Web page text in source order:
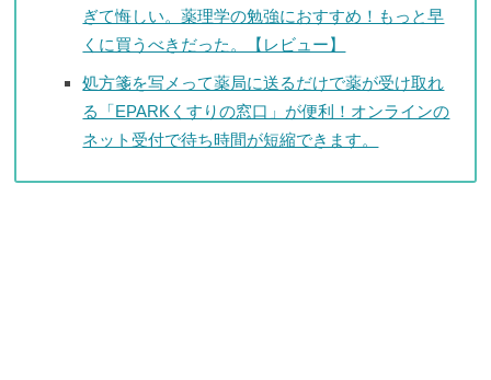
ぎて悔しい。薬理学の勉強におすすめ！もっと早
くに買うべきだった。【レビュー】
処方箋を写メって薬局に送るだけで薬が受け取れ
る「EPARKくすりの窓口」が便利！オンラインの
ネット受付で待ち時間が短縮できます。